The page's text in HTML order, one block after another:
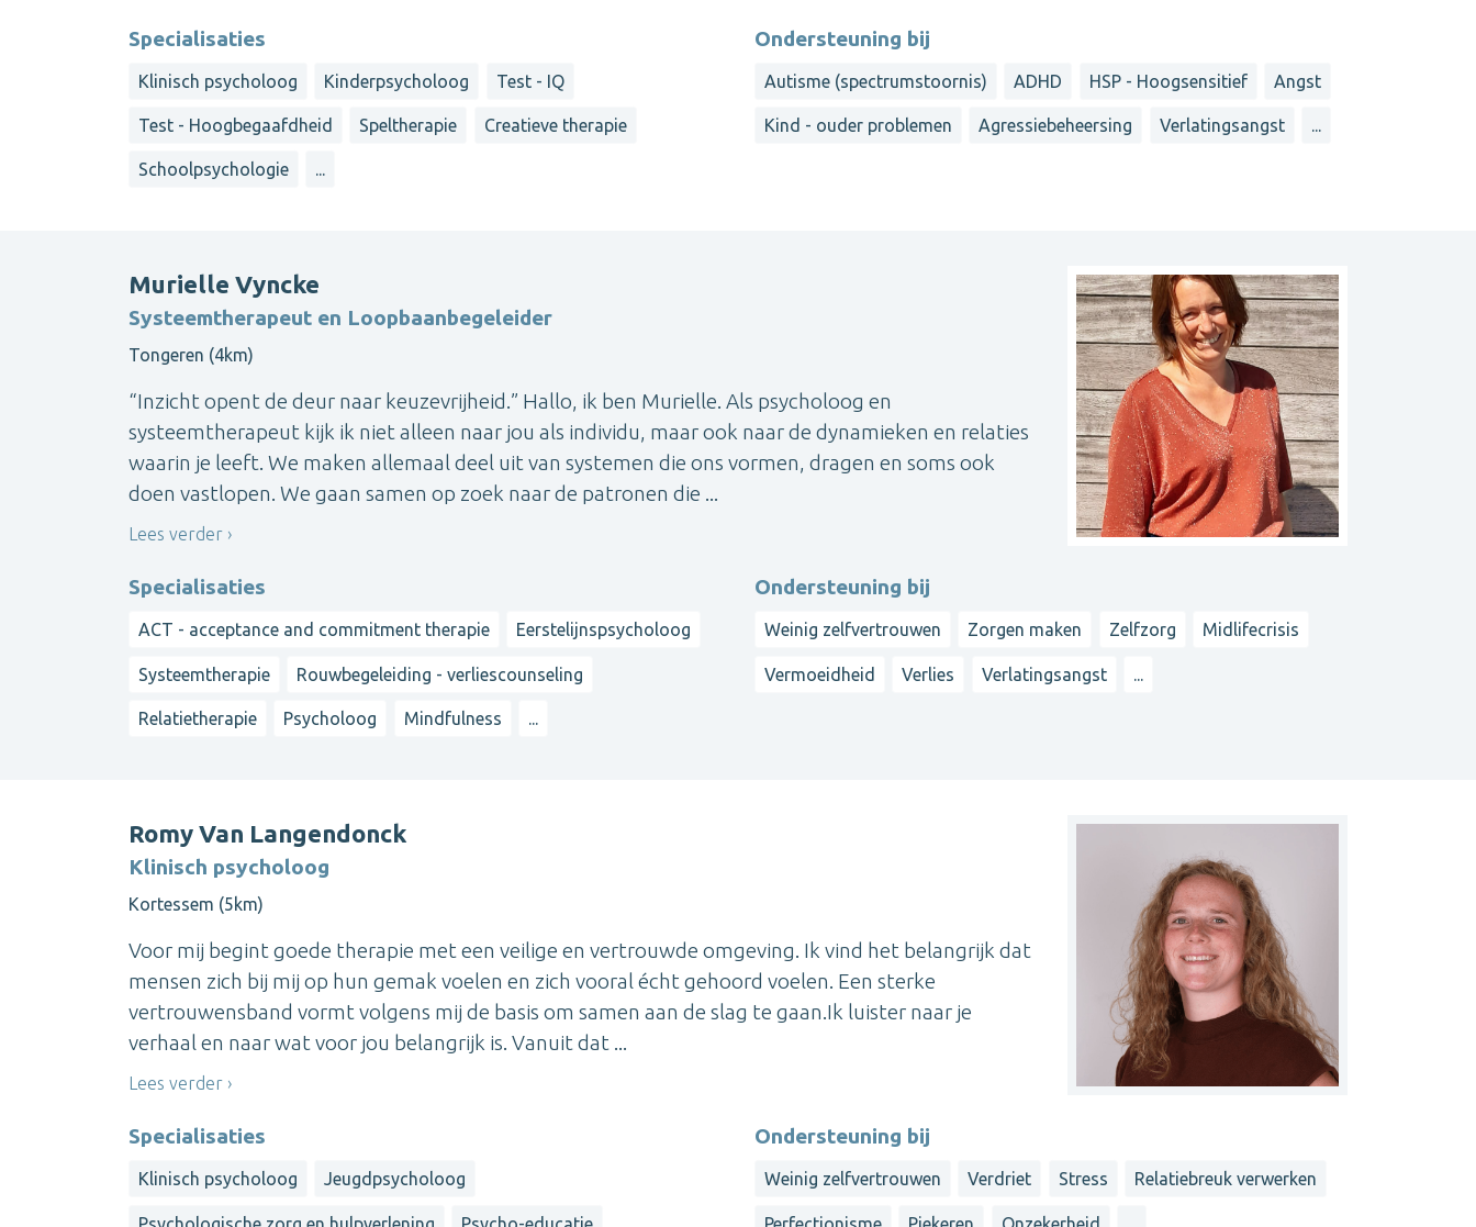
Specialisaties
Klinisch psycholoog Kinderpsycholoog Test - IQ
Test - Hoogbegaafdheid Speltherapie Creatieve therapie
Schoolpsychologie ...
Ondersteuning bij
Autisme (spectrumstoornis) ADHD HSP - Hoogsensitief Angst
Kind - ouder problemen Agressiebeheersing Verlatingsangst ...
Murielle Vyncke
Systeemtherapeut en Loopbaanbegeleider
Tongeren (4km)
“Inzicht opent de deur naar keuzevrijheid.” Hallo, ik ben Murielle. Als psycholoog en
systeemtherapeut kijk ik niet alleen naar jou als individu, maar ook naar de dynamieken en relaties
waarin je leeft. We maken allemaal deel uit van systemen die ons vormen, dragen en soms ook
doen vastlopen. We gaan samen op zoek naar de patronen die ...
Lees verder
Specialisaties
ACT - acceptance and commitment therapie Eerstelijnspsycholoog
Systeemtherapie Rouwbegeleiding - verliescounseling
Relatietherapie Psycholoog Mindfulness ...
Ondersteuning bij
Weinig zelfvertrouwen Zorgen maken Zelfzorg Midlifecrisis
Vermoeidheid Verlies Verlatingsangst ...
Romy Van Langendonck
Klinisch psycholoog
Kortessem (5km)
Voor mij begint goede therapie met een veilige en vertrouwde omgeving. Ik vind het belangrijk dat
mensen zich bij mij op hun gemak voelen en zich vooral écht gehoord voelen. Een sterke
vertrouwensband vormt volgens mij de basis om samen aan de slag te gaan.Ik luister naar je
verhaal en naar wat voor jou belangrijk is. Vanuit dat ...
Lees verder
Specialisaties
Klinisch psycholoog Jeugdpsycholoog
Ondersteuning bij
Weinig zelfvertrouwen Verdriet Stress Relatiebreuk verwerken